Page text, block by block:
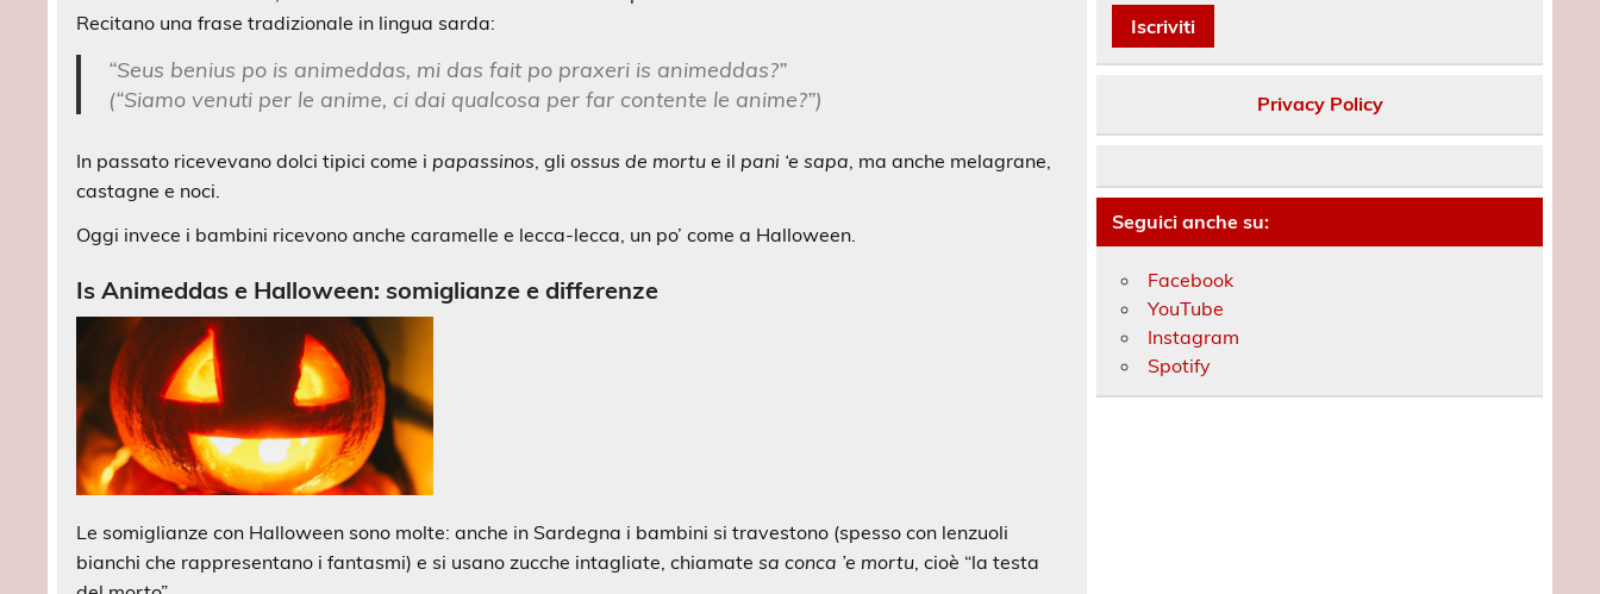
Recitano una frase tradizionale in lingua sarda:
“Seus benius po is animeddas, mi das fait po praxeri is animeddas?”
(“Siamo venuti per le anime, ci dai qualcosa per far contente le anime?”)
In passato ricevevano dolci tipici come i papassinos , gliossus de mortu e il pani ‘e sapa , ma anche melagrane,
castagne e noci.
Oggi invece i bambini ricevono anche caramelle e lecca-lecca, un po’ come a Halloween.
Is Animeddas e Halloween: somiglianze e differenze
Le somiglianze con Halloween sono molte: anche in Sardegna i bambini si travestono (spesso con lenzuoli
bianchi che rappresentano i fantasmi) e si usano zucche intagliate, chiamatesa conca ’e mortu , cioè “la testa
Privacy Policy
Seguici anche su:
Facebook
YouTube
Instagram
Spotify